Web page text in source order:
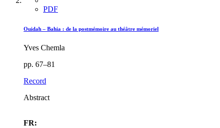
PDF
Ouidah – Bahia : de la postmémoire au théâtre mémoriel
Yves Chemla
pp. 67–81
Record
Abstract
FR: